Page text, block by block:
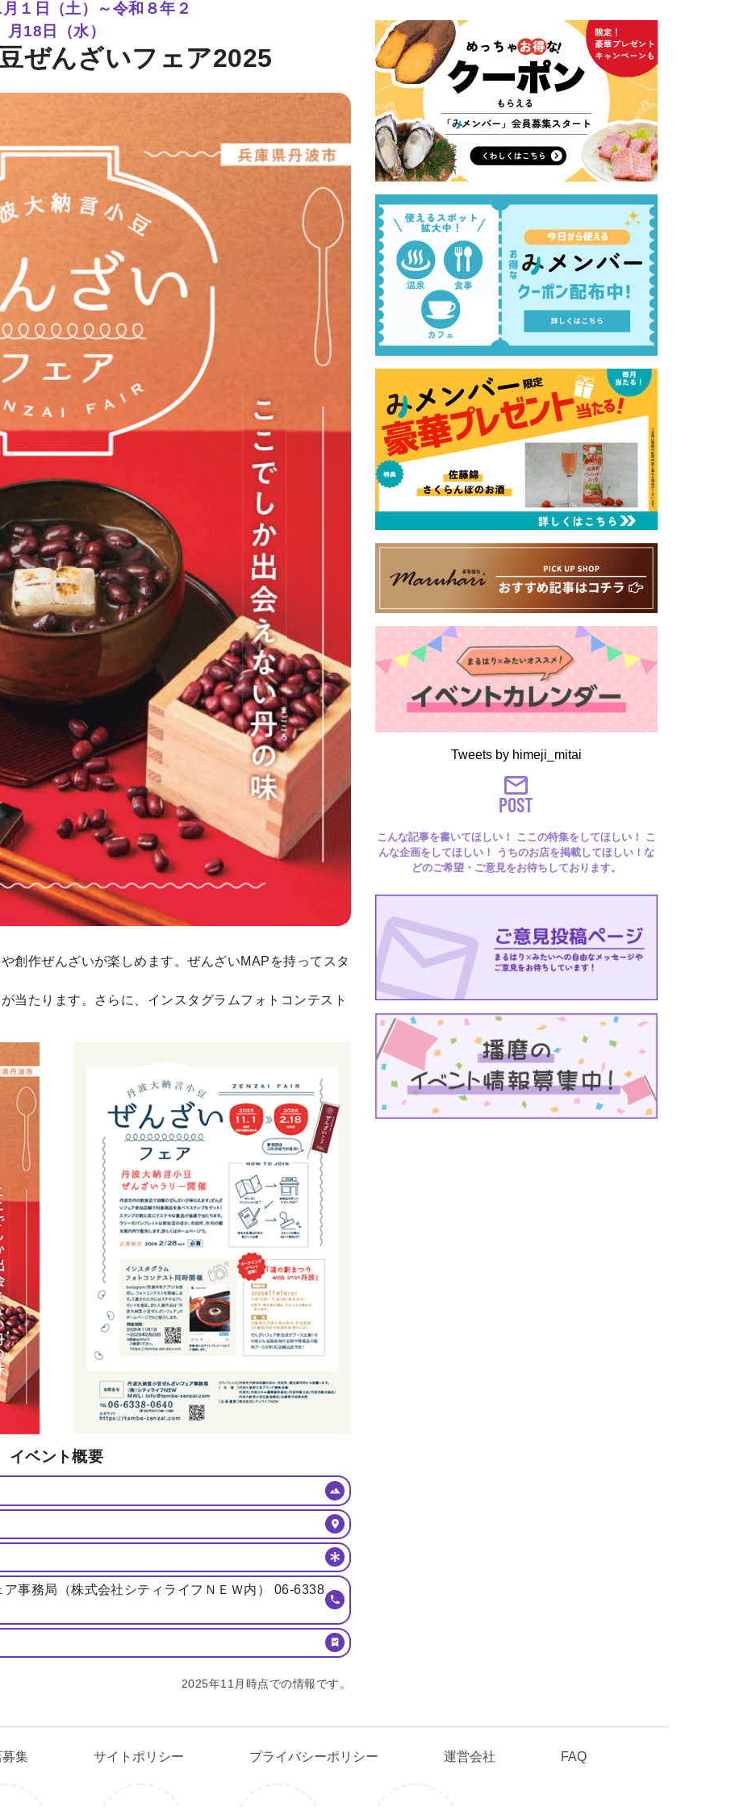
特集
Featured
イベント
Events
まるはり 雑誌・デジタルブック
エリア特集
Travel
１日（土）～令和８年２
月18日（水）
ぜんざいフェア2025
創作ぜんざいが楽しめます。ぜんざいMAPを持ってスタ
当たります。さらに、インスタグラムフォトコンテスト
イベント概要
事務局（株式会社シティライフＮＥＷ内） 06-6338
2025年11月時点での情報です。
Tweets by himeji_mitai
POST
こんな記事を書いてほしい！ ここの特集をしてほしい！ こ
んな企画をしてほしい！ うちのお店を掲載してほしい！な
どのご希望・ご意見をお待ちしております。
集 サイトポリシー プライバシーポリシー 運営会社 FAQ